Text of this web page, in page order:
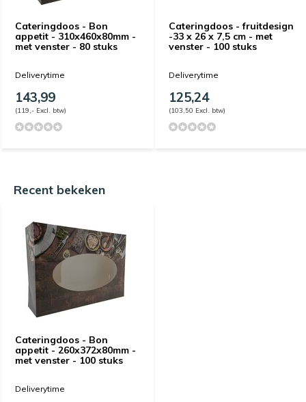
Cateringdoos - Bon
appetit - 310x460x80mm -
met venster - 80 stuks
Deliverytime
143,99
(119,- Excl. btw)
Cateringdoos - fruitdesign
-33 x 26 x 7,5 cm - met
venster - 100 stuks
Deliverytime
125,24
(103,50 Excl. btw)
Recent bekeken
Cateringdoos - Bon
appetit - 260x372x80mm -
met venster - 100 stuks
Deliverytime